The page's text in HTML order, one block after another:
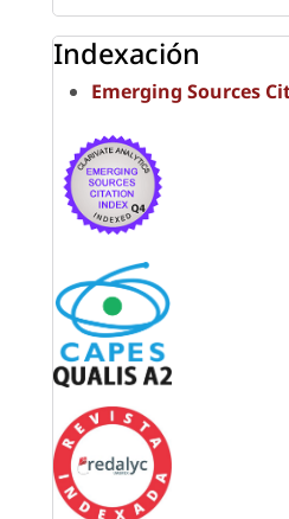
Indexación
Emerging Sources